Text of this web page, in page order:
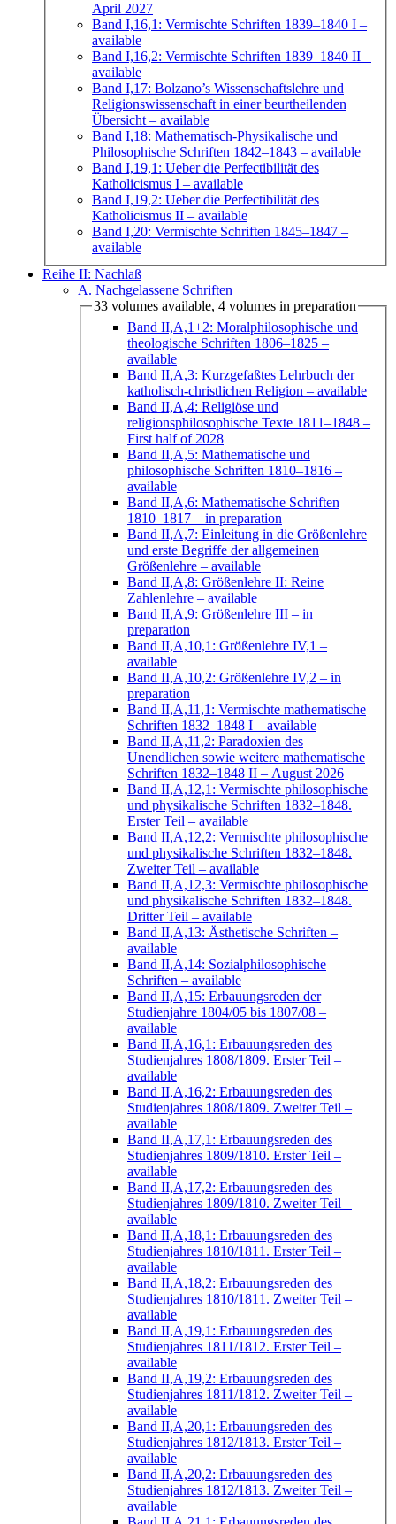
April 2027
Band I,16,1: Vermischte Schriften 1839–1840 I –
available
Band I,16,2: Vermischte Schriften 1839–1840 II –
available
Band I,17: Bolzano’s Wissenschaftslehre und
Religionswissenschaft in einer beurtheilenden
Übersicht – available
Band I,18: Mathematisch-Physikalische und
Philosophische Schriften 1842–1843 – available
Band I,19,1: Ueber die Perfectibilität des
Katholicismus I – available
Band I,19,2: Ueber die Perfectibilität des
Katholicismus II – available
Band I,20: Vermischte Schriften 1845–1847 –
available
Reihe II: Nachlaß
A. Nachgelassene Schriften
33 volumes available, 4 volumes in preparation
Band II,A,1+2: Moralphilosophische und
theologische Schriften 1806–1825 –
available
Band II,A,3: Kurzgefaßtes Lehrbuch der
katholisch-christlichen Religion – available
Band II,A,4: Religiöse und
religionsphilosophische Texte 1811–1848 –
First half of 2028
Band II,A,5: Mathematische und
philosophische Schriften 1810–1816 –
available
Band II,A,6: Mathematische Schriften
1810–1817 – in preparation
Band II,A,7: Einleitung in die Größenlehre
und erste Begriffe der allgemeinen
Größenlehre – available
Band II,A,8: Größenlehre II: Reine
Zahlenlehre – available
Band II,A,9: Größenlehre III – in
preparation
Band II,A,10,1: Größenlehre IV,1 –
available
Band II,A,10,2: Größenlehre IV,2 – in
preparation
Band II,A,11,1: Vermischte mathematische
Schriften 1832–1848 I – available
Band II,A,11,2: Paradoxien des
Unendlichen sowie weitere mathematische
Schriften 1832–1848 II – August 2026
Band II,A,12,1: Vermischte philosophische
und physikalische Schriften 1832–1848.
Erster Teil – available
Band II,A,12,2: Vermischte philosophische
und physikalische Schriften 1832–1848.
Zweiter Teil – available
Band II,A,12,3: Vermischte philosophische
und physikalische Schriften 1832–1848.
Dritter Teil – available
Band II,A,13: Ästhetische Schriften –
available
Band II,A,14: Sozialphilosophische
Schriften – available
Band II,A,15: Erbauungsreden der
Studienjahre 1804/05 bis 1807/08 –
available
Band II,A,16,1: Erbauungsreden des
Studienjahres 1808/1809. Erster Teil –
available
Band II,A,16,2: Erbauungsreden des
Studienjahres 1808/1809. Zweiter Teil –
available
Band II,A,17,1: Erbauungsreden des
Studienjahres 1809/1810. Erster Teil –
available
Band II,A,17,2: Erbauungsreden des
Studienjahres 1809/1810. Zweiter Teil –
available
Band II,A,18,1: Erbauungsreden des
Studienjahres 1810/1811. Erster Teil –
available
Band II,A,18,2: Erbauungsreden des
Studienjahres 1810/1811. Zweiter Teil –
available
Band II,A,19,1: Erbauungsreden des
Studienjahres 1811/1812. Erster Teil –
available
Band II,A,19,2: Erbauungsreden des
Studienjahres 1811/1812. Zweiter Teil –
available
Band II,A,20,1: Erbauungsreden des
Studienjahres 1812/1813. Erster Teil –
available
Band II,A,20,2: Erbauungsreden des
Studienjahres 1812/1813. Zweiter Teil –
available